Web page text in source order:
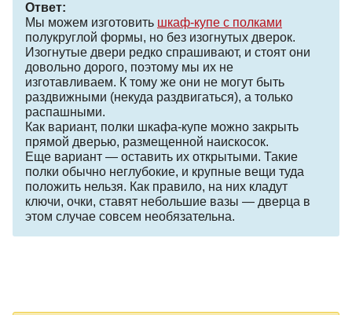
Ответ:
Мы можем изготовить шкаф-купе с полками
полукруглой формы, но без изогнутых дверок.
Изогнутые двери редко спрашивают, и стоят они
довольно дорого, поэтому мы их не
изготавливаем. К тому же они не могут быть
раздвижными (некуда раздвигаться), а только
распашными.
Как вариант, полки шкафа-купе можно закрыть
прямой дверью, размещенной наискосок.
Еще вариант — оставить их открытыми. Такие
полки обычно неглубокие, и крупные вещи туда
положить нельзя. Как правило, на них кладут
ключи, очки, ставят небольшие вазы — дверца в
этом случае совсем необязательна.